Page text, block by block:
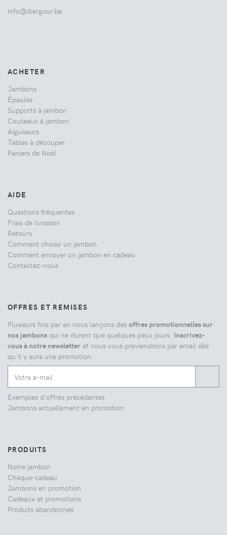
info@ibergour.be
ACHETER
Jambons
Épaules
Supports à jambon
Couteaux à jambon
Aiguiseurs
Tables à découper
Paniers de Noël
AIDE
Questions fréquentes
Frais de livraison
Retours
Comment choisir un jambon
Comment envoyer un jambon en cadeau
Contactez-nous
OFFRES ET REMISES
Plusieurs fois par an nous lançons des offres promotionnelles sur
nos jambons qui ne durent que quelques peux jours. Inscrivez-
vous à notre newsletter et nous vous préviendrons par email dès
qu'il y aura une promotion.
Exemples d'offres précédentes
Jambons actuellement en promotion
PRODUITS
Notre jambon
Chèque-cadeau
Jambons en promotion
Cadeaux et promotions
Produits abandonnés